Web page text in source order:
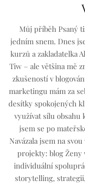
Můj příběh Psaný
jedním snem. Dnes
kurzů a zakladatelka
Tiw – ale většina mě
zkušeností v
marketingu mám za
desítky spokojených
využívat sílu obsahu
jsem se po
Navázala jsem na
projekty: blog Ženy
individuální
storytelling,